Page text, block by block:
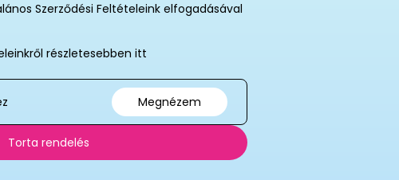
Szerződési Feltételeink elfogadásával
részletesebben itt
Megnézem
Torta rendelés